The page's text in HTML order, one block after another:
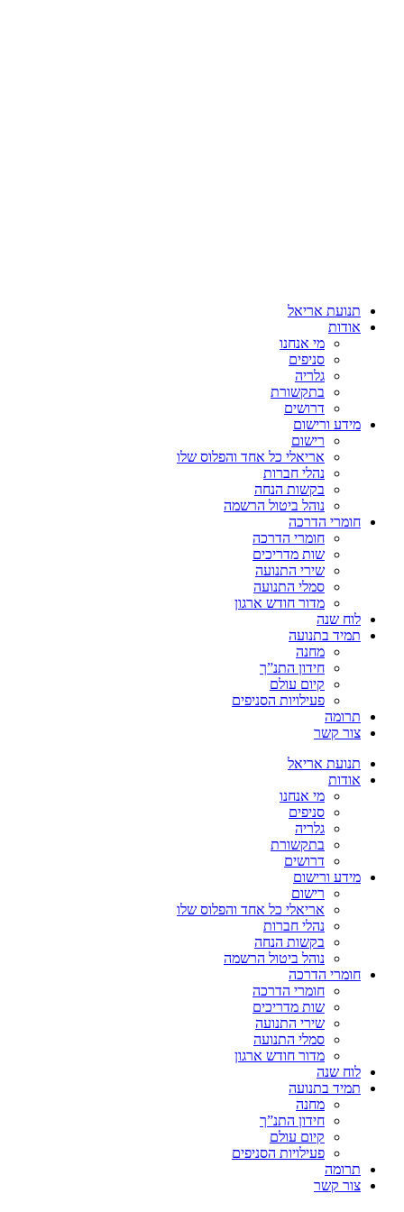
תנועת אריאל
אודות
מי אנחנו
סניפים
גלריה
בתקשורת
דרושים
מידע ורישום
רישום
אריאלי כל אחד והפלוס שלו
נהלי חברות
בקשות הנחה
נוהל ביטול הרשמה
חומרי הדרכה
חומרי הדרכה
שות מדריכים
שירי התנועה
סמלי התנועה
מדור חודש ארגון
לוח שנה
תמיד בתנועה
מחנה
חידון התנ”ך
קיום עולם
פעילויות הסניפים
תרומה
צור קשר
תנועת אריאל
אודות
מי אנחנו
סניפים
גלריה
בתקשורת
דרושים
מידע ורישום
רישום
אריאלי כל אחד והפלוס שלו
נהלי חברות
בקשות הנחה
נוהל ביטול הרשמה
חומרי הדרכה
חומרי הדרכה
שות מדריכים
שירי התנועה
סמלי התנועה
מדור חודש ארגון
לוח שנה
תמיד בתנועה
מחנה
חידון התנ”ך
קיום עולם
פעילויות הסניפים
תרומה
צור קשר